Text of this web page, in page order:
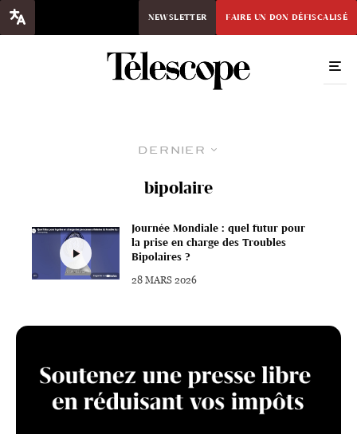
NEWSLETTER FAIRE UN DON DÉFISCALISÉ
Dernier
bipolaire
Journée Mondiale : quel futur pour
la prise en charge des Troubles
Bipolaires ?
28 MARS 2026